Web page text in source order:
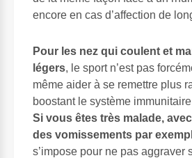
encore en cas d’affection de
Pour les nez qui coulent et
légers, le sport n’est pas
même aider à se remettre plus
boostant le système
Si vous êtes très malade,
des vomissements par
s’impose pour ne pas aggraver